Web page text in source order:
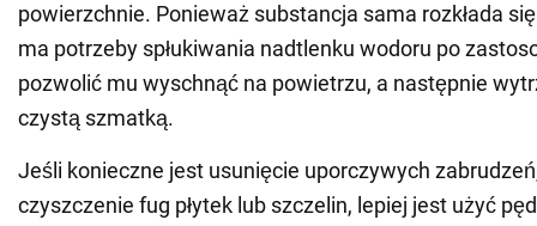
powierzchnie. Ponieważ substancja sama rozkłada
ma potrzeby spłukiwania nadtlenku wodoru po
pozwolić mu wyschnąć na powietrzu, a następnie
czystą szmatką.
Jeśli konieczne jest usunięcie uporczywych
czyszczenie fug płytek lub szczelin, lepiej jest użyć